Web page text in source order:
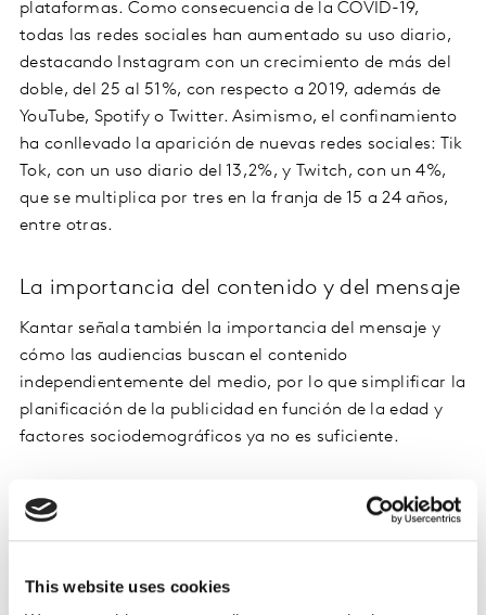
This website uses cookies
plataformas. Como consecuencia de la COVID-19,
todas las redes sociales han aumentado su uso diario,
destacando Instagram con un crecimiento de más del
doble, del 25 al 51%, con respecto a 2019, además de
YouTube, Spotify o Twitter. Asimismo, el confinamiento
ha conllevado la aparición de nuevas redes sociales: Tik
Tok, con un uso diario del 13,2%, y Twitch, con un 4%,
que se multiplica por tres en la franja de 15 a 24 años,
entre otras.
La importancia del contenido y del mensaje
Kantar señala también la importancia del mensaje y
cómo las audiencias buscan el contenido
independientemente del medio, por lo que simplificar la
planificación de la publicidad en función de la edad y
factores sociodemográficos ya no es suficiente.
a través de la publicidad y sus mensajes, para
dinamizar y cambiar la forma en la que consumimos